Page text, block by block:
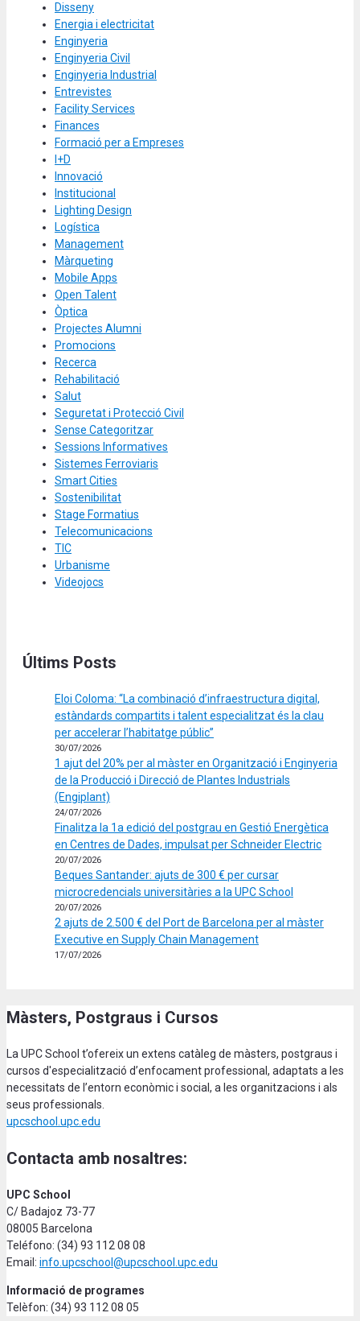
Disseny
Energia i electricitat
Enginyeria
Enginyeria Civil
Enginyeria Industrial
Entrevistes
Facility Services
Finances
Formació per a Empreses
I+D
Innovació
Institucional
Lighting Design
Logística
Management
Màrqueting
Mobile Apps
Open Talent
Òptica
Projectes Alumni
Promocions
Recerca
Rehabilitació
Salut
Seguretat i Protecció Civil
Sense Categoritzar
Sessions Informatives
Sistemes Ferroviaris
Smart Cities
Sostenibilitat
Stage Formatius
Telecomunicacions
TIC
Urbanisme
Videojocs
Últims Posts
Eloi Coloma: “La combinació d’infraestructura digital,
estàndards compartits i talent especialitzat és la clau
per accelerar l’habitatge públic”
30/07/2026
1 ajut del 20% per al màster en Organització i Enginyeria
de la Producció i Direcció de Plantes Industrials
(Engiplant)
24/07/2026
Finalitza la 1a edició del postgrau en Gestió Energètica
en Centres de Dades, impulsat per Schneider Electric
20/07/2026
Beques Santander: ajuts de 300 € per cursar
microcredencials universitàries a la UPC School
20/07/2026
2 ajuts de 2.500 € del Port de Barcelona per al màster
Executive en Supply Chain Management
17/07/2026
Màsters, Postgraus i Cursos
La UPC School t’ofereix un extens catàleg de màsters, postgraus i
cursos d'especialització d’enfocament professional, adaptats a les
necessitats de l’entorn econòmic i social, a les organitzacions i als
seus professionals.
upcschool.upc.edu
Contacta amb nosaltres:
UPC School
C/ Badajoz 73-77
08005 Barcelona
Teléfono: (34) 93 112 08 08
Email: info.upcschool@upcschool.upc.edu
Informació de programes
Telèfon: (34) 93 112 08 05